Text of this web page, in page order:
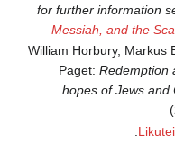
for further information
Messiah, and the
William Horbury, Markus
Paget:Redemption
hopes of Jews and